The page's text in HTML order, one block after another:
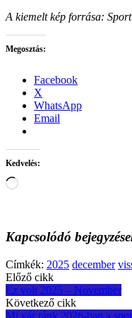
A kiemelt kép forrása:
Megosztás:
Facebook
X
WhatsApp
Email
Kedvelés:
Loading…
Kapcsolódó
Címkék: 2025 december
Post
navigation
Előző cikk
Ez volt 2025 – November
Következő cikk
Mi vár ránk 2026-ban a